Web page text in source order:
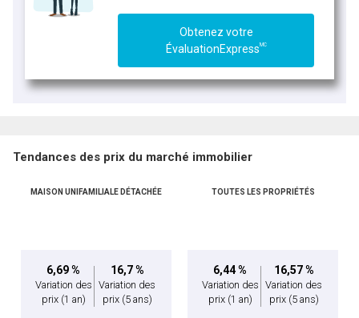
Obtenez votre
ÉvaluationExpressMC
Tendances des prix du marché immobilier
MAISON UNIFAMILIALE DÉTACHÉE
6,69 %
Variation des
prix (1 an)
16,7 %
Variation des
prix (5 ans)
TOUTES LES PROPRIÉTÉS
6,44 %
Variation des
prix (1 an)
16,57 %
Variation des
prix (5 ans)